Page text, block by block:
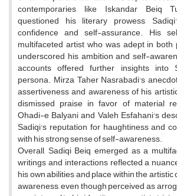
contemporaries like Iskandar Beiq
questioned his literary prowess,
confidence and self-assurance. His
multifaceted artist who was adept in both
underscored his ambition and self-
accounts offered further insights into
persona. Mirza Taher Nasrabadi's
assertiveness and awareness of his
dismissed praise in favor of material
Ohadi-e Balyani and Valeh Esfahani's
Sadiqi's reputation for haughtiness and
with his strong sense of self-awareness.
Overall, Sadiqi Beiq emerged as a
writings and interactions reflected a
his own abilities and place within the
awareness, even though perceived as